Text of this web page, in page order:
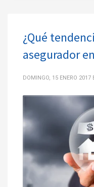
¿Qué
asegurador
DOMINGO, 15 ENERO 2017